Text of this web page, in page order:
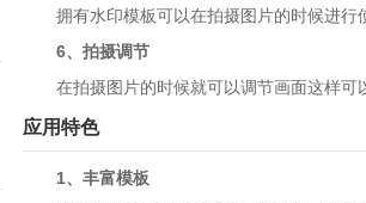
拥有水印模板可以在拍摄图片的时候进行
6、拍摄调节
在拍摄图片的时候就可以调节画面这样可
应用特色
1、丰富模板